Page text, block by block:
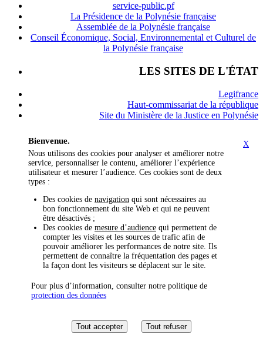
service-public.pf
La Présidence de la Polynésie française
Assemblée de la Polynésie française
Conseil Économique, Social, Environnemental et Culturel de
la Polynésie française
LES SITES DE L'ÉTAT
Legifrance
Haut-commissariat de la république
Site du Ministère de la Justice en Polynésie
X
Bienvenue.
Nous utilisons des cookies pour analyser et améliorer notre
service, personnaliser le contenu, améliorer l’expérience
utilisateur et mesurer l’audience. Ces cookies sont de deux
types :
Des cookies de navigation qui sont nécessaires au
bon fonctionnement du site Web et qui ne peuvent
être désactivés ;
Des cookies de mesure d’audience qui permettent de
compter les visites et les sources de trafic afin de
pouvoir améliorer les performances de notre site. Ils
permettent de connaître la fréquentation des pages et
la façon dont les visiteurs se déplacent sur le site.
Pour plus d’information, consulter notre politique de
protection des données
Tout accepter Tout refuser